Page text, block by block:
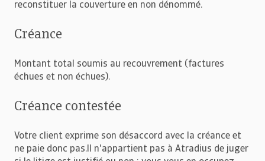
reconstituer la couverture en non dénommé.
Créance
Montant total soumis au recouvrement (factures
échues et non échues).
Créance contestée
Votre client exprime son désaccord avec la créance et
ne paie donc pas.Il n'appartient pas à Atradius de juger